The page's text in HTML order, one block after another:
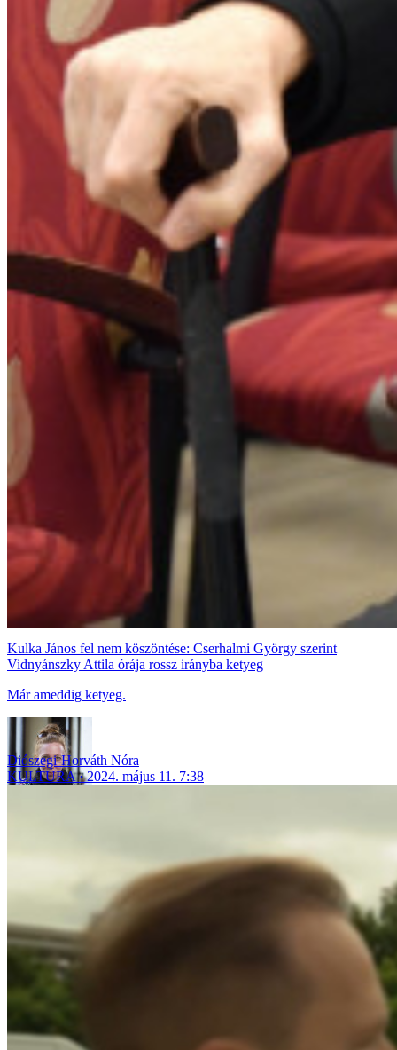
Kulka János fel nem köszöntése: Cserhalmi György szerint
Vidnyánszky Attila órája rossz irányba ketyeg
Már ameddig ketyeg.
Diószegi-Horváth Nóra
KULTÚRA
2024. május 11. 7:38